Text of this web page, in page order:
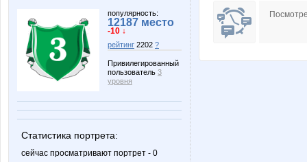
популярность:
12187 место
-10 ↓
рейтинг 2202 ?
Привилегированный
пользователь 3
уровня
Статистика портрета:
сейчас просматривают портрет - 0
JuJu595 Juliia